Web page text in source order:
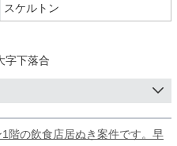
スケルトン
字下落合
階の飲食店居ぬき案件です。早